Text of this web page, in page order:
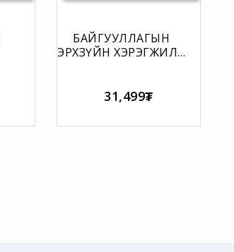
БАЙГУУЛЛАГЫН
ЭРХЗҮЙН ХЭРЭГЖИЛТ
АЖЛЫН БАЙРНЫ
31,499₮